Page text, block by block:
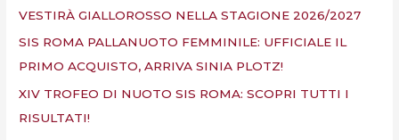
VESTIRÀ GIALLOROSSO NELLA STAGIONE 2026/2027
SIS ROMA PALLANUOTO FEMMINILE: UFFICIALE IL
PRIMO ACQUISTO, ARRIVA SINIA PLOTZ!
XIV TROFEO DI NUOTO SIS ROMA: SCOPRI TUTTI I
RISULTATI!